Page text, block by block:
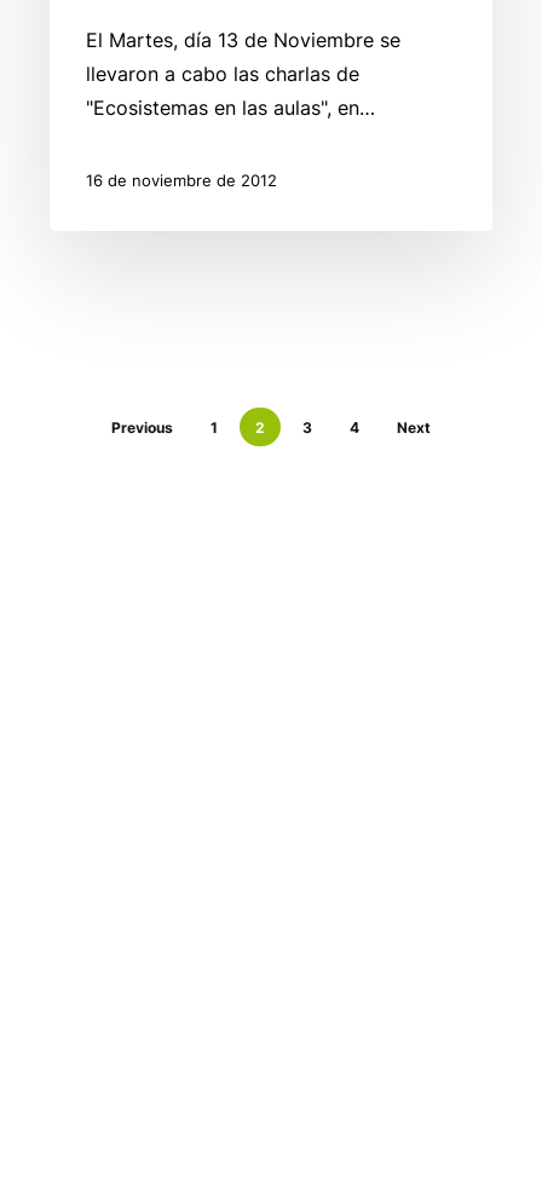
El Martes, día 13 de Noviembre se
llevaron a cabo las charlas de
"Ecosistemas en las aulas", en…
16 de noviembre de 2012
Previous 1 2 3 4 Next